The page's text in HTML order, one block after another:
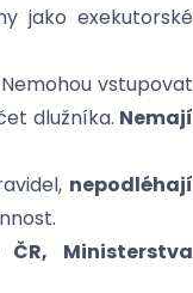
jako exekutorské
vstupovat
dlužníka. Nemají
nepodléhají
Ministerstva